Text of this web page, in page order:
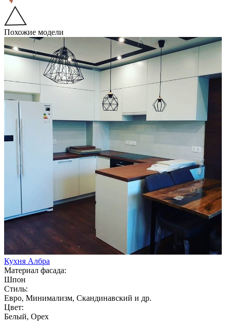
Похожие модели
Кухня Албра
Материал фасада:
Шпон
Стиль:
Евро, Минимализм, Скандинавский и др.
Цвет:
Белый, Орех